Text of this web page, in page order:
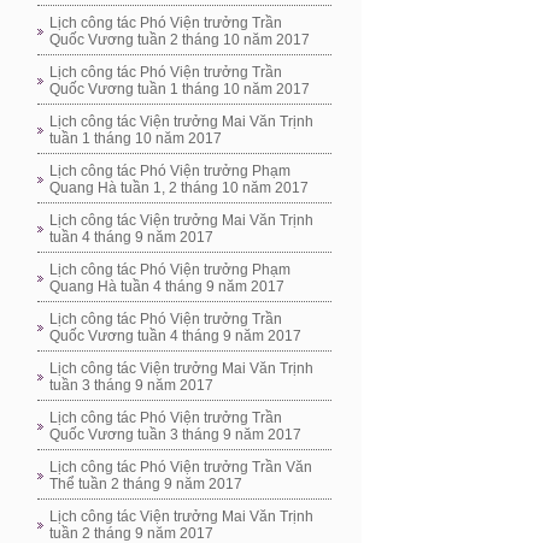
Lịch công tác Phó Viện trưởng Trần
Quốc Vương tuần 2 tháng 10 năm 2017
Lịch công tác Phó Viện trưởng Trần
Quốc Vương tuần 1 tháng 10 năm 2017
Lịch công tác Viện trưởng Mai Văn Trịnh
tuần 1 tháng 10 năm 2017
Lịch công tác Phó Viện trưởng Phạm
Quang Hà tuần 1, 2 tháng 10 năm 2017
Lịch công tác Viện trưởng Mai Văn Trịnh
tuần 4 tháng 9 năm 2017
Lịch công tác Phó Viện trưởng Phạm
Quang Hà tuần 4 tháng 9 năm 2017
Lịch công tác Phó Viện trưởng Trần
Quốc Vương tuần 4 tháng 9 năm 2017
Lịch công tác Viện trưởng Mai Văn Trịnh
tuần 3 tháng 9 năm 2017
Lịch công tác Phó Viện trưởng Trần
Quốc Vương tuần 3 tháng 9 năm 2017
Lịch công tác Phó Viện trưởng Trần Văn
Thể tuần 2 tháng 9 năm 2017
Lịch công tác Viện trưởng Mai Văn Trịnh
tuần 2 tháng 9 năm 2017